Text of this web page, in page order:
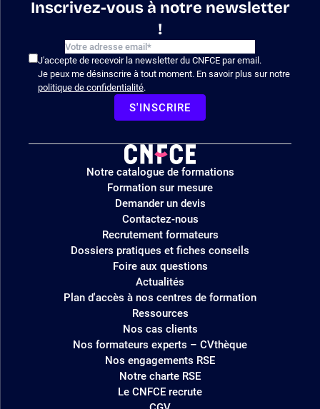
Inscrivez-vous à notre newsletter
!
J'accepte de recevoir la newsletter du CNFCE par email.
Je peux me désinscrire à tout moment. En savoir plus sur notre
politique de confidentialité.
S'INSCRIRE
Logo
site
Notre catalogue de formations
Formation sur mesure
Demander un devis
Contactez-nous
Recrutement formateurs
Dossiers pratiques et fiches conseils
Foire aux questions
Actualités
Plan d'accès à nos centres de formation
Ressources
Nos cas clients
Nos formateurs experts – CVthèque
Nos engagements RSE
Notre charte RSE
Le CNFCE recrute